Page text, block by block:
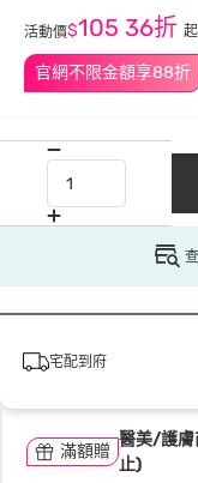
官網不限金額享88折
活動價$105 36折 起
宅配到府
滿額贈
醫美/護膚
止)